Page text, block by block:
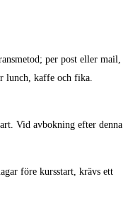
per post eller mail,
lunch, kaffe och fika.
Vid avbokning efter denna
före kursstart, krävs ett